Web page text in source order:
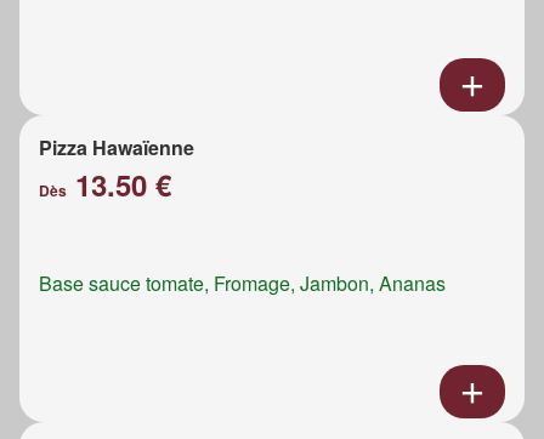
Pizza Hawaïenne
Dès 13.50 €
Base sauce tomate, Fromage, Jambon, Ananas